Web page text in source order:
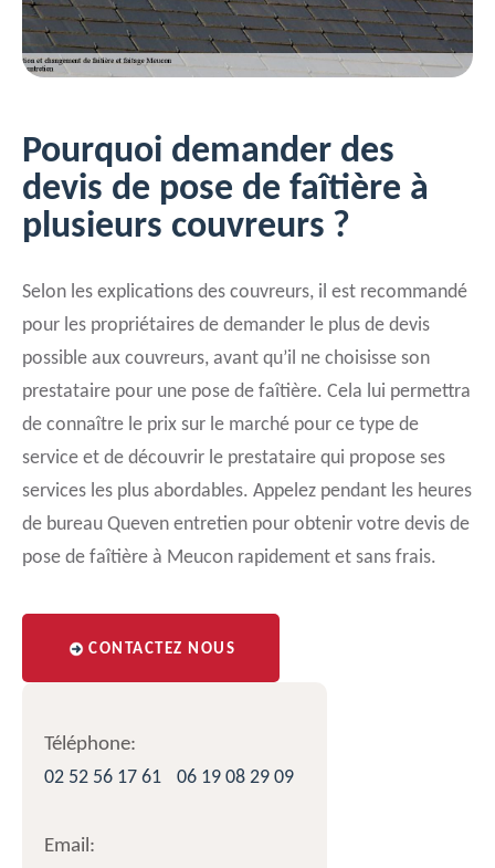
Pourquoi demander des
devis de pose de faîtière à
plusieurs couvreurs ?
Selon les explications des couvreurs, il est recommandé
pour les propriétaires de demander le plus de devis
possible aux couvreurs, avant qu’il ne choisisse son
prestataire pour une pose de faîtière. Cela lui permettra
de connaître le prix sur le marché pour ce type de
service et de découvrir le prestataire qui propose ses
services les plus abordables. Appelez pendant les heures
de bureau Queven entretien pour obtenir votre devis de
pose de faîtière à Meucon rapidement et sans frais.
CONTACTEZ NOUS
Téléphone:
02 52 56 17 61
06 19 08 29 09
Email: